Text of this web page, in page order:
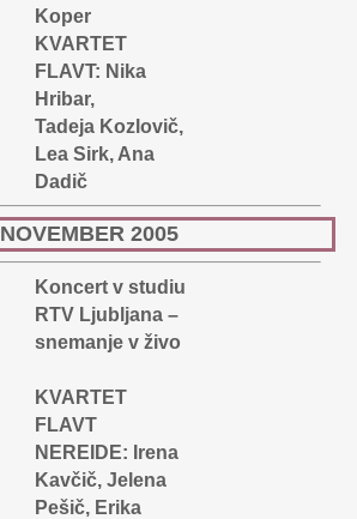
Koper
KVARTET
FLAVT: Nika
Hribar,
Tadeja Kozlovič,
Lea Sirk, Ana
Dadič
NOVEMBER 2005
Koncert v studiu
RTV Ljubljana –
snemanje v živo
KVARTET
FLAVT
NEREIDE: Irena
Kavčič, Jelena
Pešič, Erika